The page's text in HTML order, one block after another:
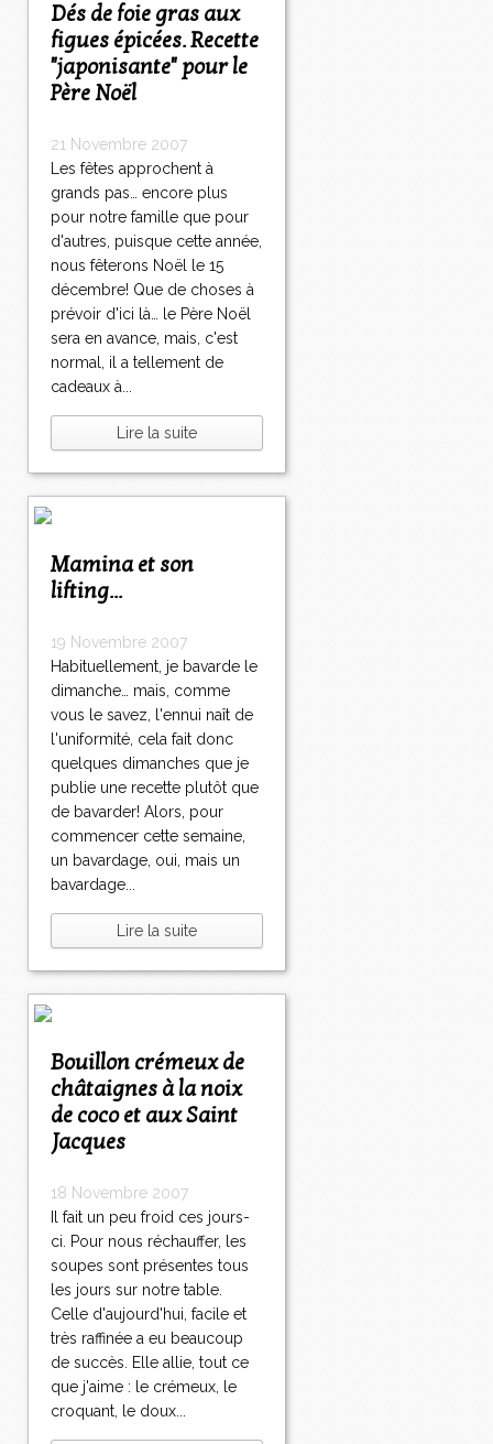
Dés de foie gras aux
figues épicées. Recette
"japonisante" pour le
Père Noël
21 Novembre 2007
Les fêtes approchent à
grands pas… encore plus
pour notre famille que pour
d'autres, puisque cette année,
nous fêterons Noël le 15
décembre! Que de choses à
prévoir d'ici là… le Père Noël
sera en avance, mais, c'est
normal, il a tellement de
cadeaux à...
Lire la suite
Mamina et son
lifting...
19 Novembre 2007
Habituellement, je bavarde le
dimanche… mais, comme
vous le savez, l'ennui naît de
l'uniformité, cela fait donc
quelques dimanches que je
publie une recette plutôt que
de bavarder! Alors, pour
commencer cette semaine,
un bavardage, oui, mais un
bavardage...
Lire la suite
Bouillon crémeux de
châtaignes à la noix
de coco et aux Saint
Jacques
18 Novembre 2007
Il fait un peu froid ces jours-
ci. Pour nous réchauffer, les
soupes sont présentes tous
les jours sur notre table.
Celle d'aujourd'hui, facile et
très raffinée a eu beaucoup
de succès. Elle allie, tout ce
que j'aime : le crémeux, le
croquant, le doux...